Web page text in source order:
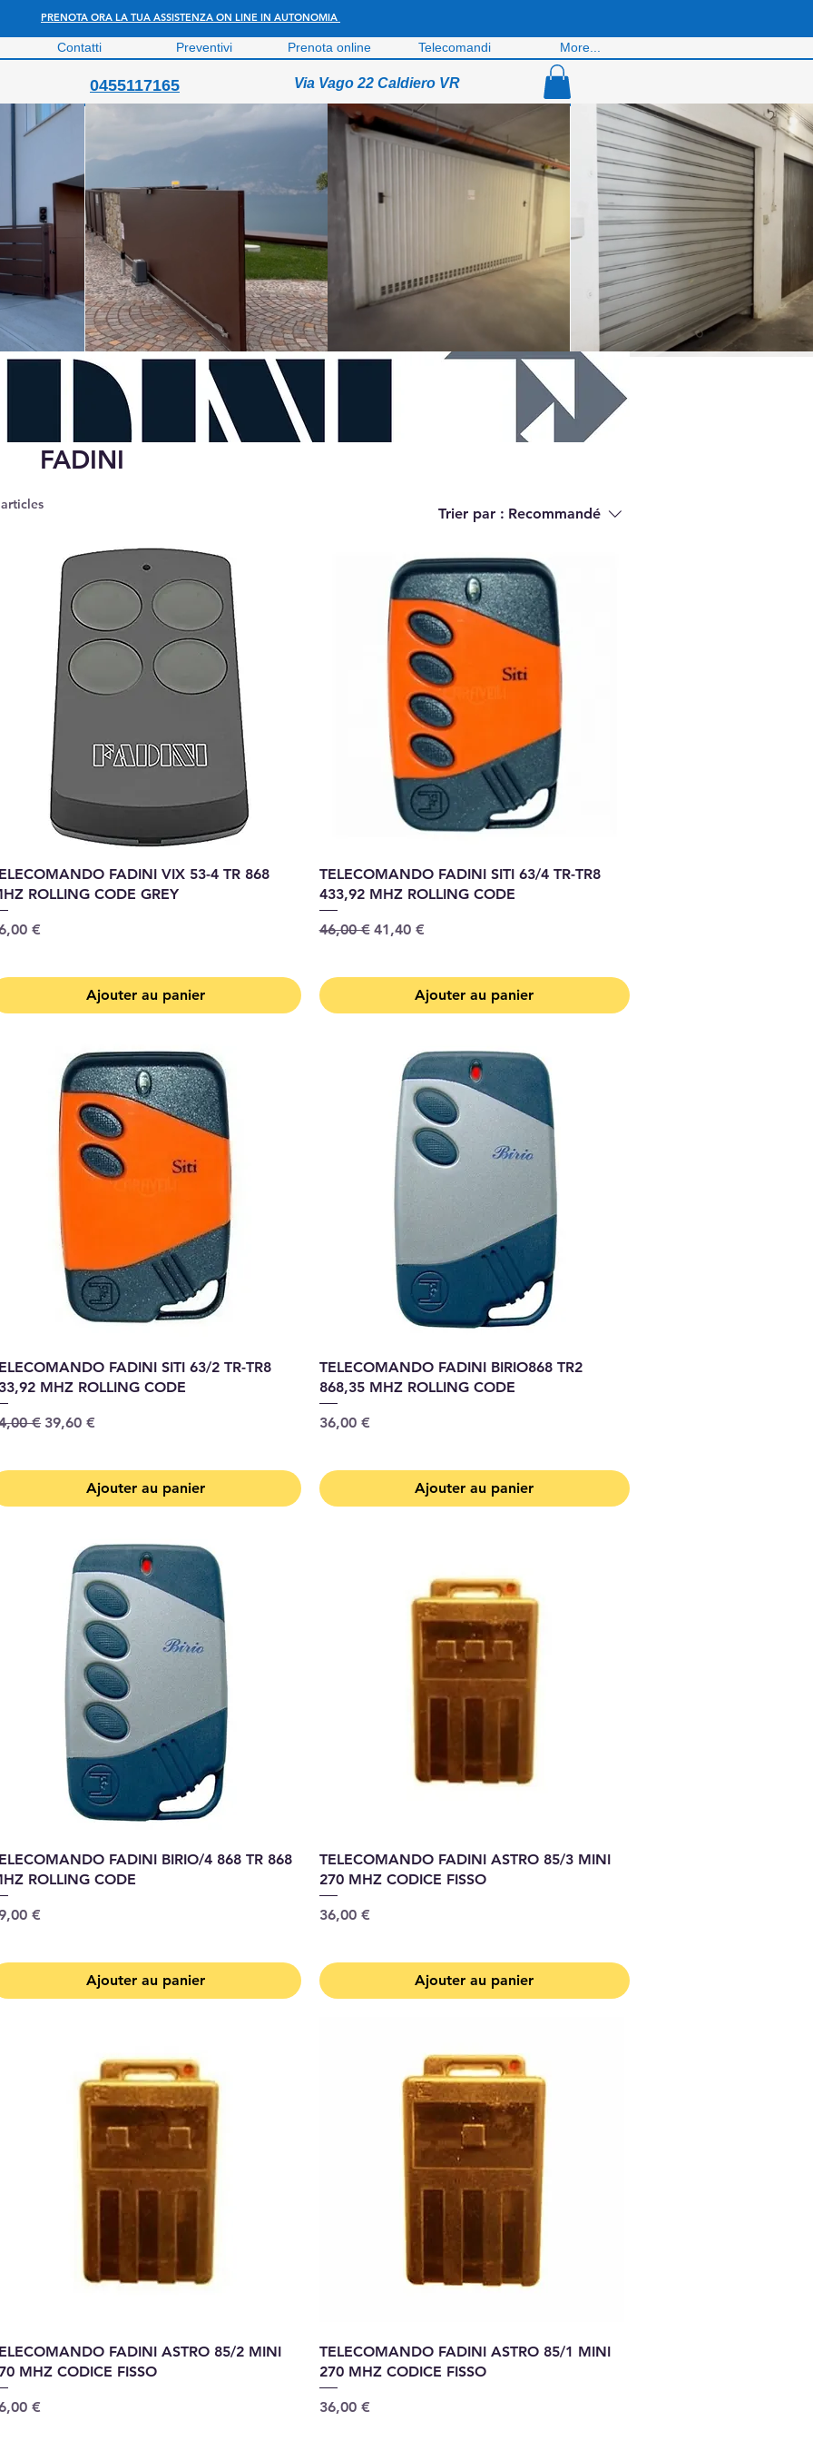
PRENOTA ORA LA TUA ASSISTENZA ON LINE IN AUTONOMIA
Contatti Preventivi Prenota online Telecomandi More...
0455117165 Via Vago 22 Caldiero VR
FADINI
Trier par : Recommandé
FADINI VIX 53-4 TR 868
ROLLING CODE GREY
€
Ajouter au panier
TELECOMANDO FADINI SITI 63/4 TR-TR8
433,92 MHZ ROLLING CODE
Prix original
46,00 € Prix promotionnel
41,40 €
Ajouter au panier
FADINI SITI 63/2 TR-TR8
MHZ ROLLING CODE
original
€ Prix promotionnel
39,60 €
Ajouter au panier
TELECOMANDO FADINI BIRIO868 TR2
868,35 MHZ ROLLING CODE
Prix
36,00 €
Ajouter au panier
FADINI BIRIO/4 868 TR 868
ROLLING CODE
€
Ajouter au panier
TELECOMANDO FADINI ASTRO 85/3 MINI
270 MHZ CODICE FISSO
Prix
36,00 €
Ajouter au panier
FADINI ASTRO 85/2 MINI
MHZ CODICE FISSO
€
TELECOMANDO FADINI ASTRO 85/1 MINI
270 MHZ CODICE FISSO
Prix
36,00 €